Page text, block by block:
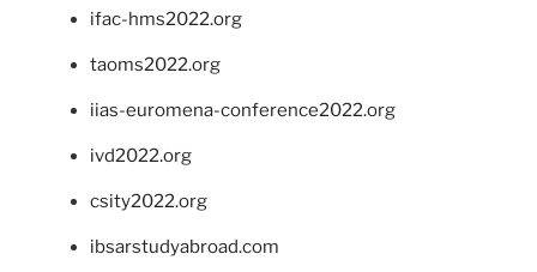
ifac-hms2022.org
taoms2022.org
iias-euromena-conference2022.org
ivd2022.org
csity2022.org
ibsarstudyabroad.com